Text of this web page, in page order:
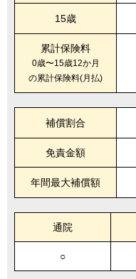
15歳
累計保険料
0歳〜15歳12か月
の累計保険料(月払)
補償割合
免責金額
年間最大補償額
通院
○